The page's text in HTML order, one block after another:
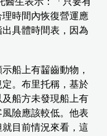
時間內恢復營運應
具體時間表，因為
船上有齧齒動物，
。布里托稱，基於
船方未發現船上有
險應該較低。他表
目前情況來看，這